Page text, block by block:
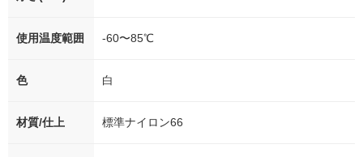
使用温度範囲 -60〜85℃
色 白
材質/仕上 標準ナイロン66